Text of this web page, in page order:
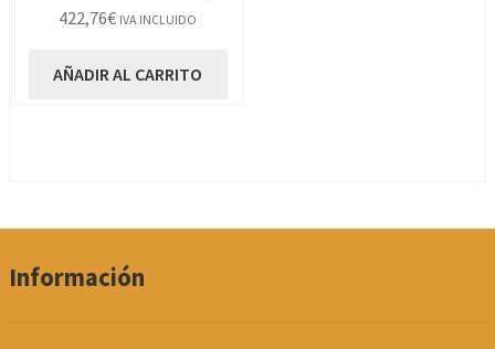
422,76€ IVA INCLUIDO
AÑADIR AL CARRITO
Información